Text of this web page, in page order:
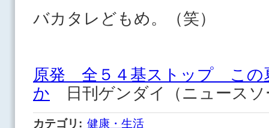
バカタレどもめ。（笑）
原発 全５４基ストップ この
か 日刊ゲンダイ（ニュースソ
カテゴリ : 健康・生活